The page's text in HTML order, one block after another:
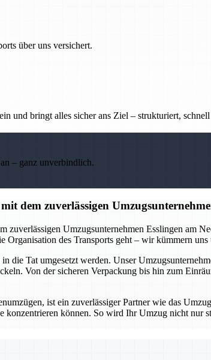
über uns versichert.
und bringt alles sicher ans Ziel – strukturiert,
– ganz unverbindlich.
dem zuverlässigen
Umzugsunternehmen Esslingen am
des Transports geht – wir kümmern
die Tat umgesetzt werden. Unser
Von der sicheren Verpackung bis hin zum
ist ein zuverlässiger Partner wie das
können. So wird Ihr Umzug nicht nur